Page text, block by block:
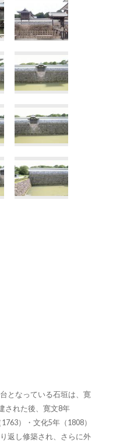
となっている石垣は、寛
された後、寛文8年
）・文化5年（1808）
返し修築され、さらに外